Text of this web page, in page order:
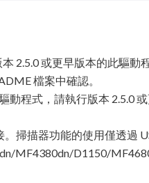
2.5.0 或更早版本的此驅動
檔案中確認。
動程式，請執行版本 2.5.0
掃描器功能的使用僅透過
MF4380dn/D1150/